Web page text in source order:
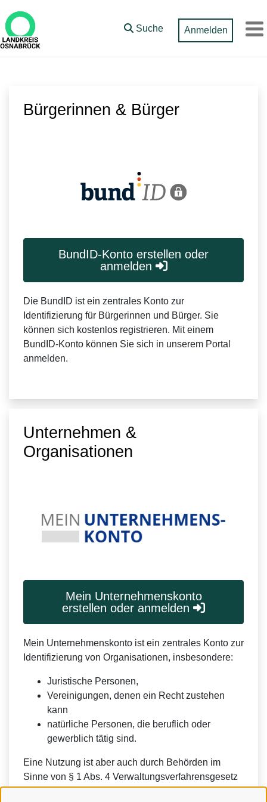
Zum Hauptinhalt springen
Suche Anmelden
Bürgerinnen & Bürger
BundID-Konto erstellen oder
anmelden
Die BundID ist ein zentrales Konto zur
Identifizierung für Bürgerinnen und Bürger. Sie
können sich kostenlos registrieren. Mit einem
BundID-Konto können Sie sich in unserem Portal
anmelden.
Unternehmen &
Organisationen
Mein Unternehmenskonto
erstellen oder anmelden
Mein Unternehmenskonto ist ein zentrales Konto zur
Identifizierung von Organisationen, insbesondere:
Juristische Personen,
Vereinigungen, denen ein Recht zustehen
kann
natürliche Personen, die beruflich oder
gewerblich tätig sind.
Eine Nutzung ist aber auch durch Behörden im
Sinne von § 1 Abs. 4 Verwaltungsverfahrensgesetz
(VwVfG) möglich.